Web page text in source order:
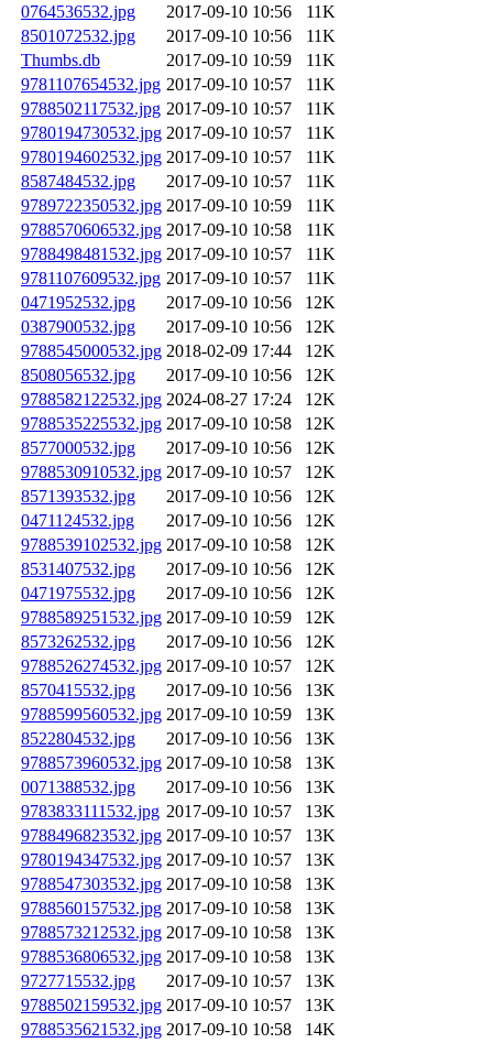
0764536532.jpg
2017-09-10 10:56
11K
8501072532.jpg
2017-09-10 10:56
11K
Thumbs.db
2017-09-10 10:59
11K
9781107654532.jpg 2017-09-10 10:57
11K
9788502117532.jpg 2017-09-10 10:57
11K
9780194730532.jpg 2017-09-10 10:57
11K
9780194602532.jpg 2017-09-10 10:57
11K
8587484532.jpg
2017-09-10 10:57
11K
9789722350532.jpg 2017-09-10 10:59
11K
9788570606532.jpg 2017-09-10 10:58
11K
9788498481532.jpg 2017-09-10 10:57
11K
9781107609532.jpg 2017-09-10 10:57
11K
0471952532.jpg
2017-09-10 10:56
12K
0387900532.jpg
2017-09-10 10:56
12K
9788545000532.jpg 2018-02-09 17:44
12K
8508056532.jpg
2017-09-10 10:56
12K
9788582122532.jpg 2024-08-27 17:24
12K
9788535225532.jpg 2017-09-10 10:58
12K
8577000532.jpg
2017-09-10 10:56
12K
9788530910532.jpg 2017-09-10 10:57
12K
8571393532.jpg
2017-09-10 10:56
12K
0471124532.jpg
2017-09-10 10:56
12K
9788539102532.jpg 2017-09-10 10:58
12K
8531407532.jpg
2017-09-10 10:56
12K
0471975532.jpg
2017-09-10 10:56
12K
9788589251532.jpg 2017-09-10 10:59
12K
8573262532.jpg
2017-09-10 10:56
12K
9788526274532.jpg 2017-09-10 10:57
12K
8570415532.jpg
2017-09-10 10:56
13K
9788599560532.jpg 2017-09-10 10:59
13K
8522804532.jpg
2017-09-10 10:56
13K
9788573960532.jpg 2017-09-10 10:58
13K
0071388532.jpg
2017-09-10 10:56
13K
9783833111532.jpg 2017-09-10 10:57
13K
9788496823532.jpg 2017-09-10 10:57
13K
9780194347532.jpg 2017-09-10 10:57
13K
9788547303532.jpg 2017-09-10 10:58
13K
9788560157532.jpg 2017-09-10 10:58
13K
9788573212532.jpg 2017-09-10 10:58
13K
9788536806532.jpg 2017-09-10 10:58
13K
9727715532.jpg
2017-09-10 10:57
13K
9788502159532.jpg 2017-09-10 10:57
13K
9788535621532.jpg 2017-09-10 10:58
14K